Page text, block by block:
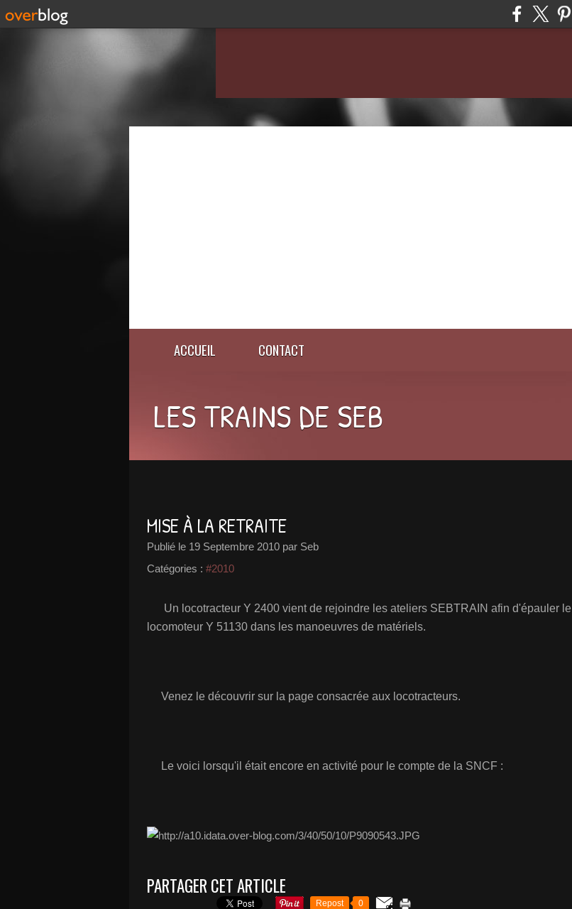
ACCUEIL CONTACT
LES TRAINS DE SEB
MISE À LA RETRAITE
Publié le 19 Septembre 2010 par Seb
Catégories : #2010
Un locotracteur Y 2400 vient de rejoindre les ateliers SEBTRAIN afin d'épauler le
locomoteur Y 51130 dans les manoeuvres de matériels.
Venez le découvrir sur la page consacrée aux locotracteurs.
Le voici lorsqu'il était encore en activité pour le compte de la SNCF :
PARTAGER CET ARTICLE
Repost 0